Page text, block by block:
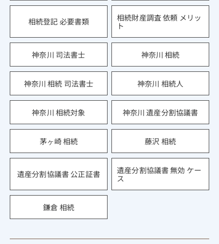
相続登記 必要書類
相続財産調査 依頼 メリッ
ト
神奈川 司法書士 神奈川 相続
神奈川 相続 司法書士 神奈川 相続人
神奈川 相続対象 神奈川 遺産分割協議書
茅ヶ崎 相続 藤沢 相続
遺産分割協議書 公正証書
遺産分割協議書 無効 ケー
ス
鎌倉 相続